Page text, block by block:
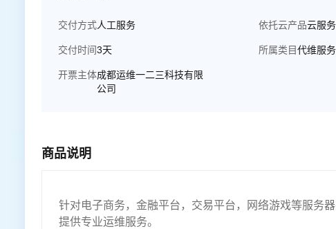
交付方式人工服务 依托云产品云服
交付时间3天 所属类目代维服务
开票主体成都运维一二三科技有限
公司
商品说明
针对电子商务，金融平台，交易平台，网络游戏等服务
提供专业运维服务。